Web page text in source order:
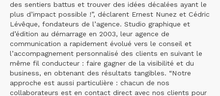
des sentiers battus et trouver des idées décalées ayant le
plus d’impact possible !”, déclarent Ernest Nunez et Cédric
Lévêque, fondateurs de l’agence. Studio graphique et
d’édition au démarrage en 2003, leur agence de
communication a rapidement évolué vers le conseil et
l’accompagnement personnalisé des clients en suivant le
même fil conducteur : faire gagner de la visibilité et du
business, en obtenant des résultats tangibles. “Notre
approche est aussi particulière : chacun de nos
collaborateurs est en contact direct avec nos clients pour